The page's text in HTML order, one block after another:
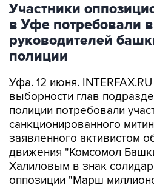
Участники
в Уфе потребовали
руководителей
полиции
Уфа. 12 июня.
выборности глав
полиции потребовали
санкционированного
заявленного активистом
движения "Комсомол
Халиловым в знак
оппозиции "Марш